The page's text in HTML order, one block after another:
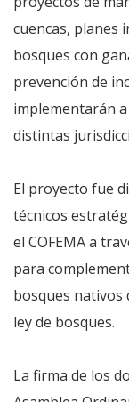
cuencas, planes
bosques con
prevención de
implementarán
distintas
El proyecto fue
técnicos
el COFEMA a
para
bosques nativos
ley de bosques.
La firma de los